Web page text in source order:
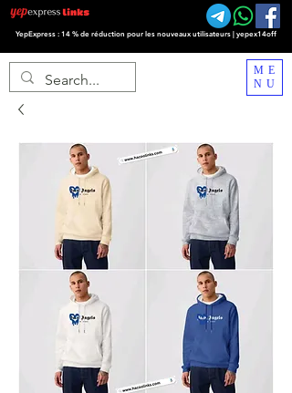
YepExpress : 14 % de réduction pour les nouveaux utilisateurs | yepex14off
ME
NU